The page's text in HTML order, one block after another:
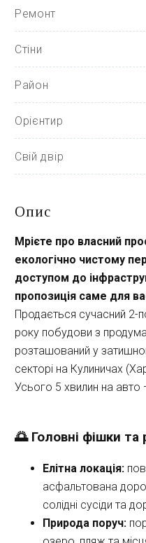
Ремонт
Стіни
Район
Орієнтир
Свій двір
Опис
Мрієте про власний
екологічно чистому
доступом до
пропозиція саме для
Продається сучасний 2-
року побудови з
розташований у
секторі на Кулиничах
Усього 5 хвилин на авто
🌅 Головні фішки та
Елітна локація:
асфальтована
солідні сусіди та
Природа поруч: